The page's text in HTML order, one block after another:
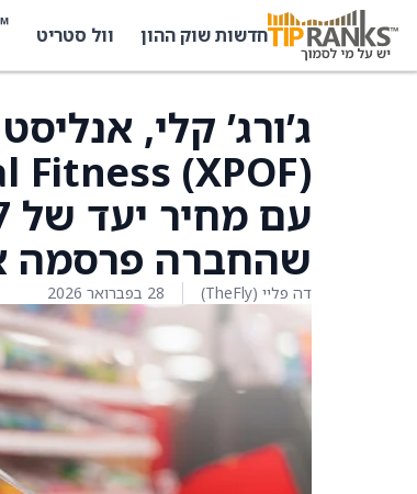
חדשות שוק ההון וול סטריט
שהחברה פרסמה
דה פליי (TheFly) 28 בפברואר 2026